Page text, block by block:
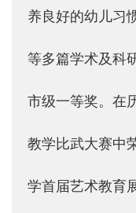
养良好的幼儿习
等多篇学术及科
市级一等奖。在
教学比武大赛中
学首届艺术教育